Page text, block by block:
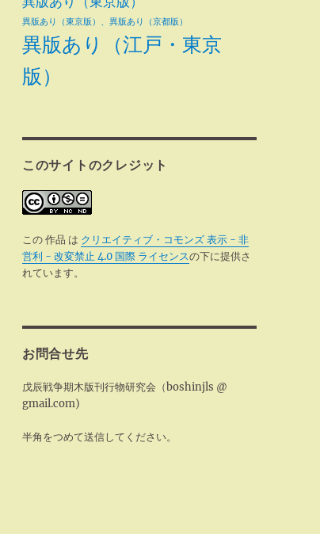
異版あり（東京版）、異版あり（京都版）
異版あり（江戸・東京
版）
このサイトのクレジット
この 作品 は クリエイティブ・コモンズ 表示 - 非
営利 - 改変禁止 4.0 国際 ライセンスの下に提供さ
れています。
お問合せ先
戊辰戦争期木版刊行物研究会（boshinjls @
gmail.com)
半角をつめて送信してください。